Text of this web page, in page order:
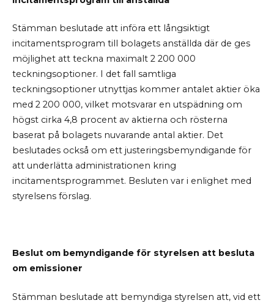
Stämman beslutade att införa ett långsiktigt
incitamentsprogram till bolagets anställda där de ges
möjlighet att teckna maximalt 2 200 000
teckningsoptioner. I det fall samtliga
teckningsoptioner utnyttjas kommer antalet aktier öka
med 2 200 000, vilket motsvarar en utspädning om
högst cirka 4,8 procent av aktierna och rösterna
baserat på bolagets nuvarande antal aktier. Det
beslutades också om ett justeringsbemyndigande för
att underlätta administrationen kring
incitamentsprogrammet. Besluten var i enlighet med
styrelsens förslag.
Beslut om bemyndigande för styrelsen att besluta
om emissioner
Stämman beslutade att bemyndiga styrelsen att, vid ett